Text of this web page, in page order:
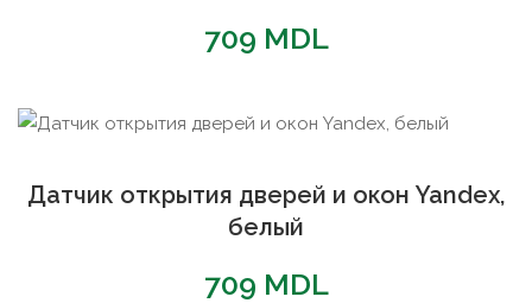
709 MDL
Датчик открытия дверей и окон Yandex,
белый
709 MDL